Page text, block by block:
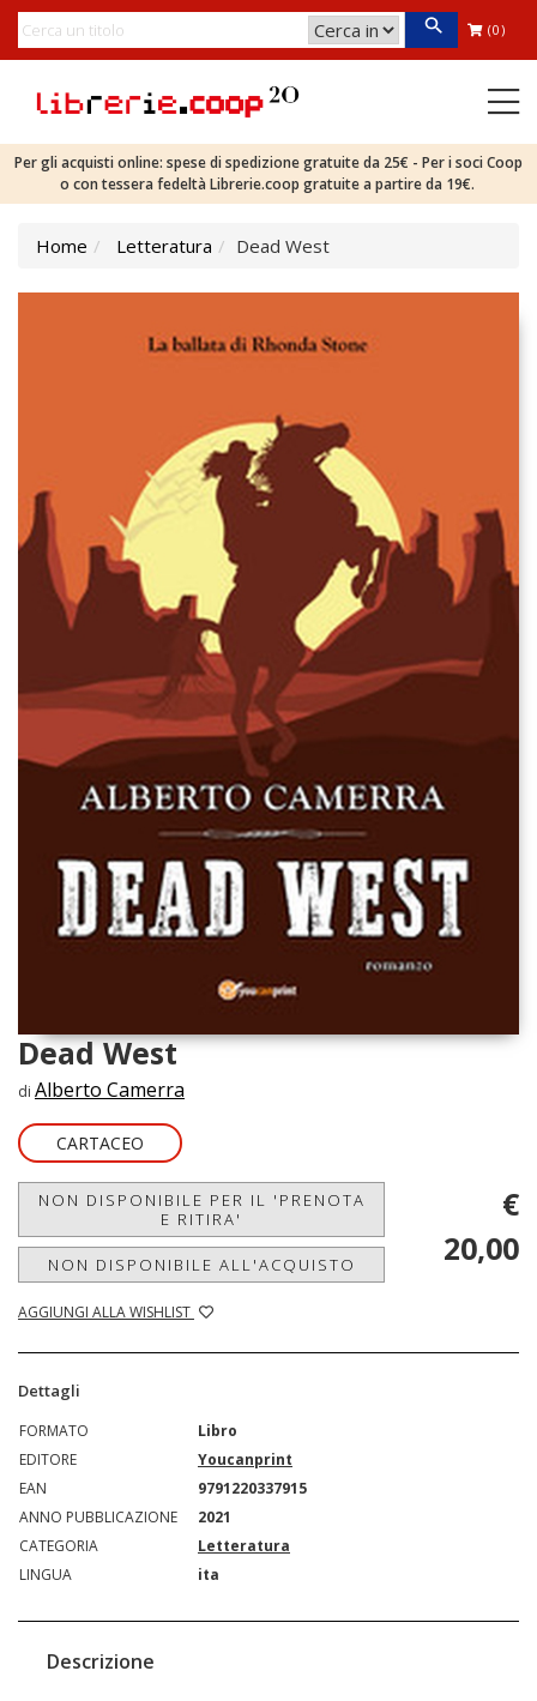
(0)
Per gli acquisti online: spese di spedizione gratuite da 25€ - Per i soci Coop
o con tessera fedeltà Librerie.coop gratuite a partire da 19€.
Home Letteratura Dead West
Dead West
di Alberto Camerra
CARTACEO
NON DISPONIBILE PER IL 'PRENOTA
E RITIRA'
NON DISPONIBILE ALL'ACQUISTO
AGGIUNGI ALLA WISHLIST
€
20,00
Dettagli
FORMATO
Libro
EDITORE
Youcanprint
EAN
9791220337915
ANNO PUBBLICAZIONE
2021
CATEGORIA
Letteratura
LINGUA
ita
Descrizione